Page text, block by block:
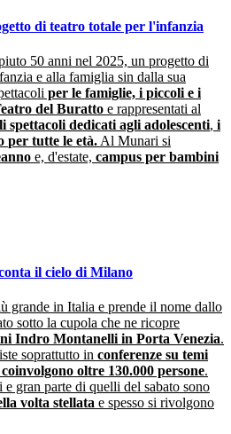
di teatro totale per l'infanzia
50 anni nel 2025, un progetto di
e alla famiglia sin dalla sua
per le famiglie, i piccoli e i
del Buratto e rappresentati al
spettacoli dedicati agli adolescenti, i
per tutte le età.Al Munari si
e, d'estate, campus per bambini
il cielo di Milano
grande in Italia e prende il nome dallo
sotto la cupola che ne ricopre
Indro Montanelli in Porta Venezia.
soprattutto in conferenze su temi
oltre 130.000 persone.
gran parte di quelli del sabato sono
volta stellata e spesso si rivolgono